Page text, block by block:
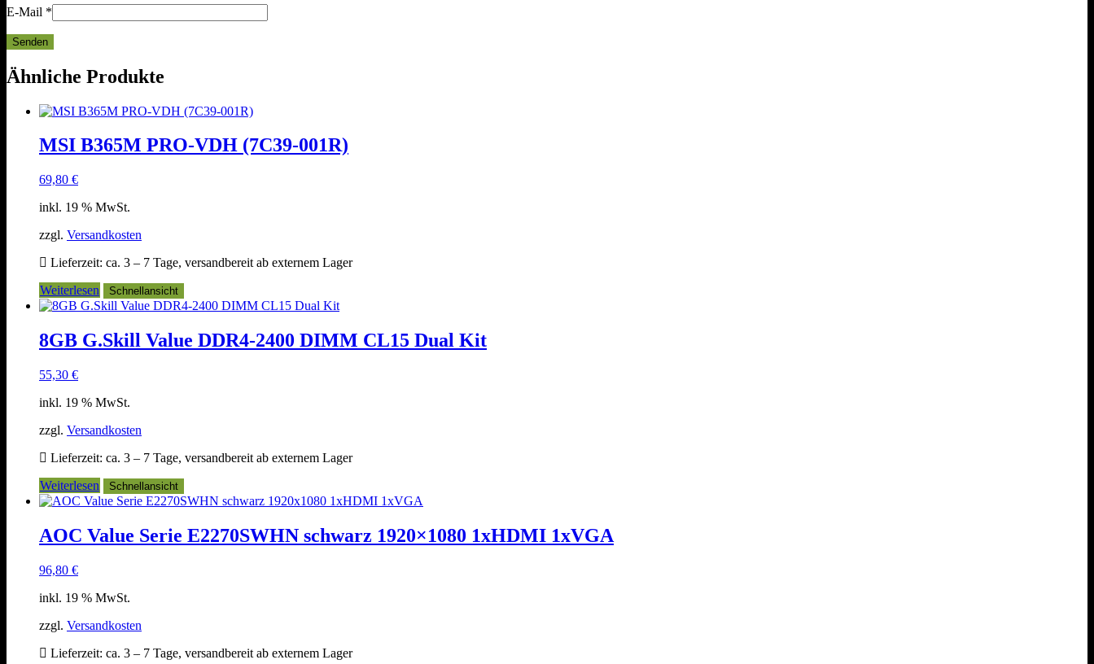
E-Mail *
Ähnliche Produkte
MSI B365M PRO-VDH (7C39-001R)
69,80 €
inkl. 19 % MwSt.
zzgl. Versandkosten
Lieferzeit: ca. 3 – 7 Tage, versandbereit ab externem Lager
Weiterlesen
Schnellansicht
8GB G.Skill Value DDR4-2400 DIMM CL15 Dual Kit
55,30 €
inkl. 19 % MwSt.
zzgl. Versandkosten
Lieferzeit: ca. 3 – 7 Tage, versandbereit ab externem Lager
Weiterlesen
Schnellansicht
AOC Value Serie E2270SWHN schwarz 1920×1080 1xHDMI 1xVGA
96,80 €
inkl. 19 % MwSt.
zzgl. Versandkosten
Lieferzeit: ca. 3 – 7 Tage, versandbereit ab externem Lager